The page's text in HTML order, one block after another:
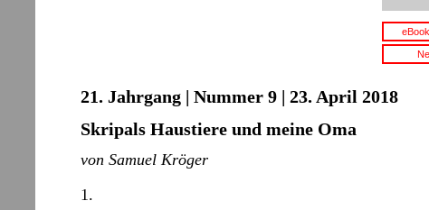
21. Jahrgang | Nummer 9 | 23. April 2018
Skripals Haustiere und meine Oma
von Samuel Kröger
1.